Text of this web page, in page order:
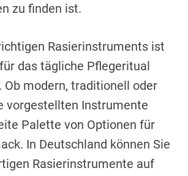
zu finden ist.
Rasierinstruments ist
das tägliche Pflegeritual
Ob modern, traditionell oder
vorgestellten Instrumente
Palette von Optionen für
In Deutschland können Sie
Rasierinstrumente auf